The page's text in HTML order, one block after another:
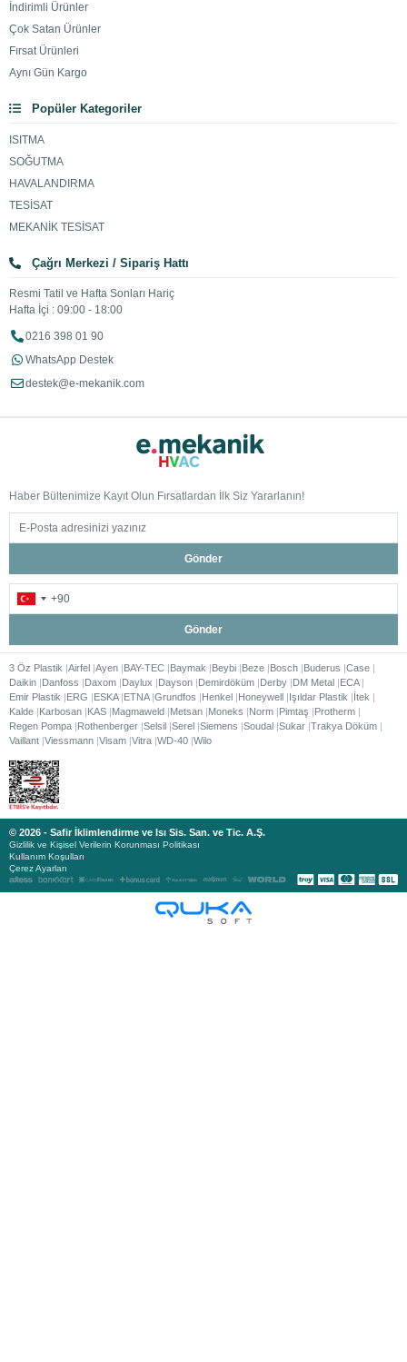
İndirimli Ürünler
Çok Satan Ürünler
Fırsat Ürünleri
Aynı Gün Kargo
Popüler Kategoriler
ISITMA
SOĞUTMA
HAVALANDIRMA
TESİSAT
MEKANİK TESİSAT
Çağrı Merkezi / Sipariş Hattı
Resmi Tatil ve Hafta Sonları Hariç
Hafta İçi : 09:00 - 18:00
0216 398 01 90
WhatsApp Destek
destek@e-mekanik.com
Haber Bültenimize Kayıt Olun Fırsatlardan İlk Siz Yararlanın!
Gönder
Gönder
3 Öz Plastik Airfel Ayen BAY-TEC Baymak Beybi Beze Bosch Buderus Case
Daikin Danfoss Daxom Daylux Dayson Demirdöküm Derby DM Metal ECA
Emir Plastik
ERG ESKA ETNA Grundfos Henkel Honeywell Işıldar Plastik
İtek
Kalde Karbosan KAS Magmaweld Metsan Moneks Norm Pimtaş
Protherm
Regen Pompa Rothenberger Selsil Serel Siemens Soudal Sukar Trakya Döküm
Vaillant Viessmann Visam Vitra WD-40 Wilo
© 2026 - Safir İklimlendirme ve Isı Sis. San. ve Tic. A.Ş.
Gizlilik ve Kişisel Verilerin Korunması Politikası
Kullanım Koşulları
Çerez Ayarları